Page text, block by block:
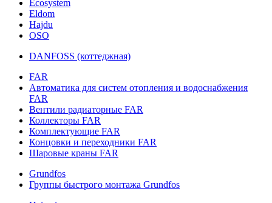
Ecosystem
Eldom
Hajdu
OSO
DANFOSS (коттеджная)
FAR
Автоматика для систем отопления и водоснабжения
FAR
Вентили радиаторные FAR
Коллекторы FAR
Комплектующие FAR
Концовки и переходники FAR
Шаровые краны FAR
Grundfos
Группы быстрого монтажа Grundfos